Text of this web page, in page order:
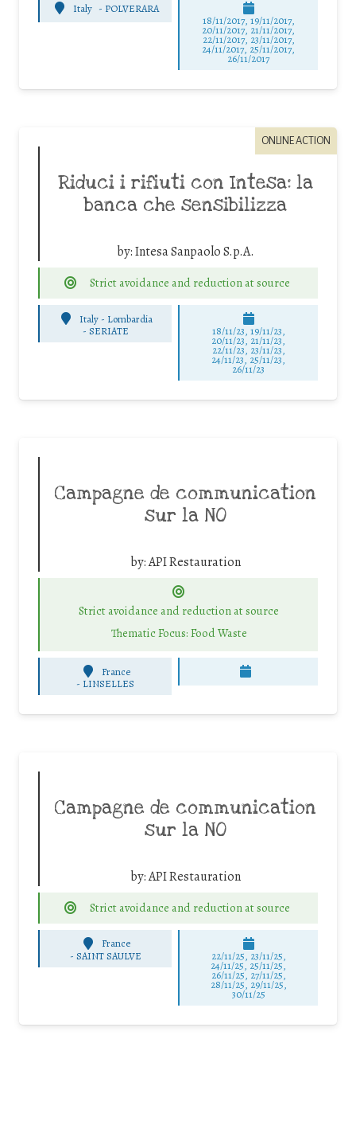
Italy - POLVERARA
18/11/2017, 19/11/2017,
20/11/2017, 21/11/2017,
22/11/2017, 23/11/2017,
24/11/2017, 25/11/2017,
26/11/2017
ONLINE ACTION
Riduci i rifiuti con Intesa: la
banca che sensibilizza
by:Intesa Sanpaolo S.p.A.
Strict avoidance and reduction at source
Italy - Lombardia
- SERIATE 18/11/23, 19/11/23,
20/11/23, 21/11/23,
22/11/23, 23/11/23,
24/11/23, 25/11/23,
26/11/23
Campagne de communication
sur la NO
by:API Restauration
Strict avoidance and reduction at source
Thematic Focus: Food Waste
France
- LINSELLES
Campagne de communication
sur la NO
by:API Restauration
Strict avoidance and reduction at source
France
- SAINT SAULVE 22/11/25, 23/11/25,
24/11/25, 25/11/25,
26/11/25, 27/11/25,
28/11/25, 29/11/25,
30/11/25